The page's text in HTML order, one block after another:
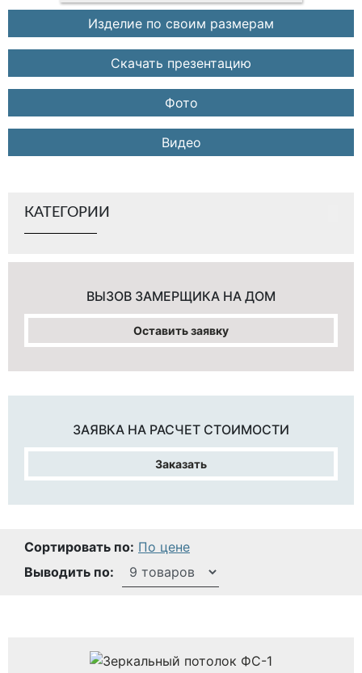
Изделие по своим размерам
Скачать презентацию
Фото
Видео
КАТЕГОРИИ
ВЫЗОВ ЗАМЕРЩИКА НА ДОМ
Оставить заявку
ЗАЯВКА НА РАСЧЕТ СТОИМОСТИ
Заказать
Сортировать по: По цене
Выводить по: